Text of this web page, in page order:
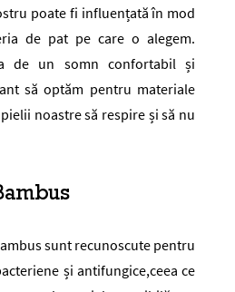
poate fi influențată în mod
de pat pe care o alegem.
de un somn confortabil și
să optăm pentru materiale
noastre să respire și să nu
sunt recunoscute pentru
și antifungice,ceea ce